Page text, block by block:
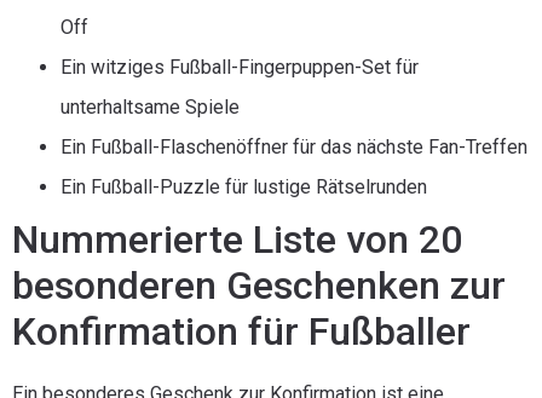
Off
Ein witziges Fußball-Fingerpuppen-Set für
unterhaltsame Spiele
Ein Fußball-Flaschenöffner für das nächste Fan-Treffen
Ein Fußball-Puzzle für lustige Rätselrunden
Nummerierte Liste von 20
besonderen Geschenken zur
Konfirmation für Fußballer